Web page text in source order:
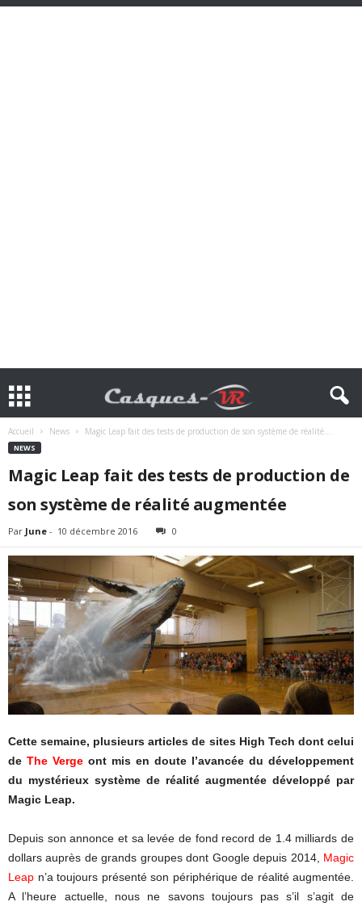
Accueil News Magic Leap fait des tests de production de son système de réalité...
NEWS
Magic Leap fait des tests de production de
son système de réalité augmentée
Par June - 10 décembre 2016 0
Cette semaine, plusieurs articles de sites High Tech dont celui
de The Verge ont mis en doute l’avancée du développement
du mystérieux système de réalité augmentée développé par
Magic Leap.
Depuis son annonce et sa levée de fond record de 1.4 milliards de
dollars auprès de grands groupes dont Google depuis 2014, Magic
Leap n’a toujours présenté son périphérique de réalité augmentée.
A l’heure actuelle, nous ne savons toujours pas s’il s’agit de